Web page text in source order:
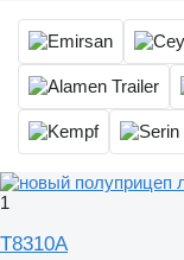
1
T8310A